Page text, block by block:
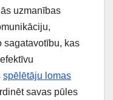
uzmanības
sagatavotību, kas
spēlētāju lomas
savas pūles